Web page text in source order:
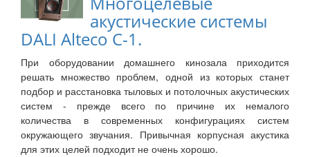
акустические системы
DALI Alteco C-1.
При оборудовании домашнего кинозала приходится
решать множество проблем, одной из которых станет
подбор и расстановка тыловых и потолочных акустических
систем - прежде всего по причине их немалого
количества в современных конфигурациях систем
окружающего звучания. Привычная корпусная акустика
для этих целей подходит не очень хорошо.